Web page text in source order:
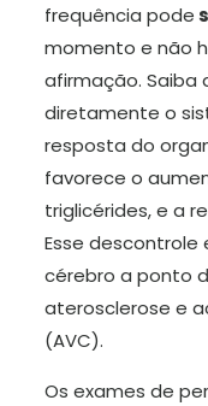
frequência pode
momento e não
afirmação. Saiba
diretamente o
resposta do
favorece o
triglicérides, e a
Esse
cérebro a ponto
aterosclerose e
(AVC).
Os exames de